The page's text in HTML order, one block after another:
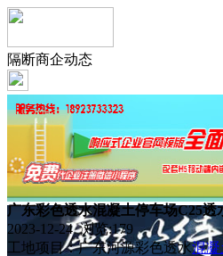
隔断商企动态
广东彩色透水混凝土停车场C25透
2023-12-24 浏览:179
工地项目：广东河源彩色透水混凝